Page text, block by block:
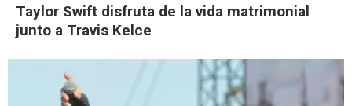
Taylor Swift disfruta de la vida matrimonial
junto a Travis Kelce